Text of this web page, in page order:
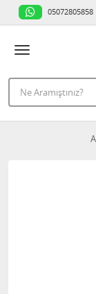
05072805858